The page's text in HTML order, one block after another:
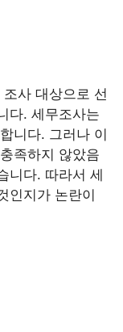
사 대상으로 선
다. 세무조사는
니다. 그러나 이
족하지 않았음
니다. 따라서 세
인지가 논란이